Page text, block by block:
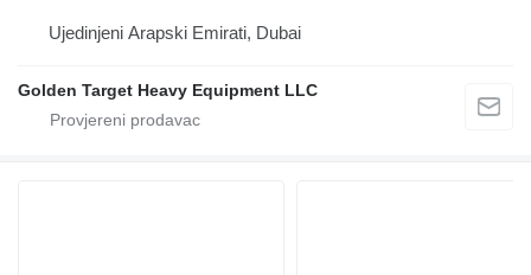
Ujedinjeni Arapski Emirati, Dubai
Golden Target Heavy Equipment LLC